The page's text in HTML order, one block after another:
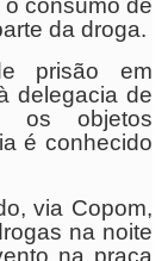
consumo de
da droga.
prisão em
delegacia de
os objetos
é conhecido
via Copom,
na noite
na praça